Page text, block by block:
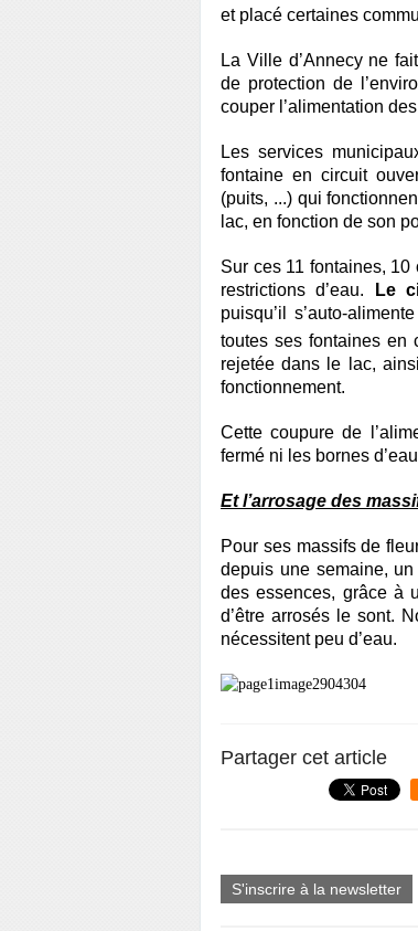
et placé certaines
La Ville d’Annecy ne
de protection de
couper l’alimentation
Les services
fontaine en circuit
(puits, ...) qui
lac, en fonction de son
Sur ces 11 fontaines,
restrictions d’eau.
Le
puisqu’il s’auto-
toutes ses fontaines en
rejetée dans le lac,
fonctionnement.
Cette coupure de
fermé ni les bornes
Et l’arrosage des
Pour ses massifs de
depuis une semaine,
des essences, grâce à
d’être arrosés le sont.
nécessitent peu d’eau.
Partager cet article
S'inscrire à la newsletter